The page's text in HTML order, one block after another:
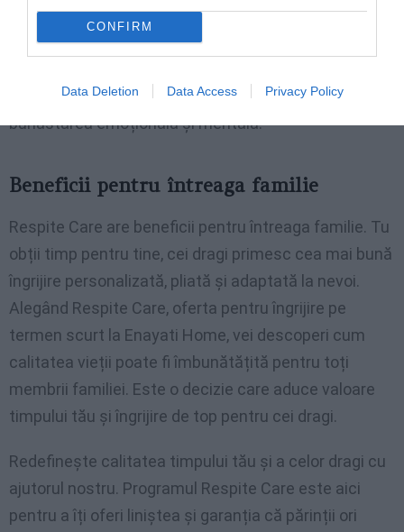
CONFIRM
Data Deletion Data Access Privacy Policy
Personalul nostru dedicat este mereu prezent pentru
a asculta și a oferi sprijin, contribuind la crearea unei
simte înțeles și apreciat, aspecte esențiale pentru
bunăstarea emoțională și mentală.
Beneficii pentru întreaga familie
Respite Care are beneficii pentru întreaga familie. Tu
obții timp pentru tine, cei dragi primesc cea mai bună
îngrijire personalizată, pliată și adaptată la nevoi.
Alegând Respite Care, oferta pentru îngrijire pe
termen scurt la Enayati Home, vei descoperi cum
calitatea vieții poate fi îmbunătățită pentru toți
membrii familiei. Este o decizie care aduce valoare
timpului tău și îngrijire de top pentru cei dragi.
Redefinește calitatea timpului tău și a celor dragi cu
ajutorul nostru. Programul Respite Care este aici
pentru a îți oferi liniștea și garanția că părinții ori